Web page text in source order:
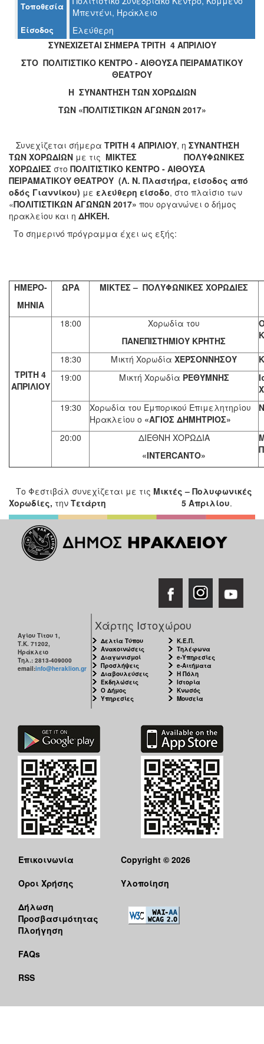
ΤΟΠΟΣ
ΜΑΣ
Τοποθεσία
Μπεντένι, Ηράκλειο
Είσοδος
Ελεύθερη
ΣΥΝΕΧΙΖΕΤΑΙ ΣΗΜΕΡΑ ΤΡΙΤΗ 4 ΑΠΡΙΛΙΟΥ
ΣΤΟ ΠΟΛΙΤΙΣΤΙΚΟ ΚΕΝΤΡΟ - ΑΙΘΟΥΣΑ ΠΕΙΡΑΜΑΤΙΚΟΥ
ΘΕΑΤΡΟΥ
Η ΣΥΝΑΝΤΗΣΗ ΤΩΝ ΧΟΡΩΔΙΩΝ
ΤΩΝ «ΠΟΛΙΤΙΣΤΙΚΩΝ ΑΓΩΝΩΝ 2017»
Συνεχίζεται σήμερα ΤΡΙΤΗ 4 ΑΠΡΙΛΙΟΥ, η ΣΥΝΑΝΤΗΣΗ
ΤΩΝ ΧΟΡΩΔΙΩΝ με τις ΜΙΚΤΕΣ ΠΟΛΥΦΩΝΙΚΕΣ
ΧΟΡΩΔΙΕΣ στο ΠΟΛΙΤΙΣΤΙΚΟ ΚΕΝΤΡΟ - ΑΙΘΟΥΣΑ
ΠΕΙΡΑΜΑΤΙΚΟΥ ΘΕΑΤΡΟΥ (Λ. Ν. Πλαστήρα, είσοδος από
οδός Γιαννίκου) με ελεύθερη είσοδο, στο πλαίσιο των
«ΠΟΛΙΤΙΣΤΙΚΩΝ ΑΓΩΝΩΝ 2017» που οργανώνει ο δήμος
ηρακλείου και η ΔΗΚΕΗ.
Το σημερινό πρόγραμμα έχει ως εξής:
ΗΜΕΡΟ-
ΜΗΝΙΑ
ΩΡΑ ΜΙΚΤΕΣ – ΠΟΛΥΦΩΝΙΚΕΣ ΧΟΡΩΔΙΕΣ
ΤΡΙΤΗ 4
ΑΠΡΙΛΙΟΥ
18:00
Χορωδία του
ΠΑΝΕΠΙΣΤΗΜΙΟΥ ΚΡΗΤΗΣ
18:30 Μικτή Χορωδία ΧΕΡΣΟΝΝΗΣΟΥ
19:00
Μικτή Χορωδία ΡΕΘΥΜΝΗΣ
19:30
Χορωδία του Εμπορικού Επιμελητηρίου
Ηρακλείου ο «ΑΓΙΟΣ ΔΗΜΗΤΡΙΟΣ»
20:00
ΔΙΕΘΝΗ ΧΟΡΩΔΙΑ
«INTERCANTO»
Το Φεστιβάλ συνεχίζεται με τις Μικτές – Πολυφωνικές
Χορωδίες, την Τετάρτη 5 Απριλίου.
Αγίου Τίτου 1,
Τ.Κ. 71202,
Ηράκλειο
Τηλ.: 2813-409000
email:info@heraklion.gr
Χάρτης Ιστοχώρου
Δελτία Τύπου
Ανακοινώσεις
Διαγωνισμοί
Προσλήψεις
Διαβουλεύσεις
Εκδηλώσεις
Ο Δήμος
Υπηρεσίες
Κ.Ε.Π.
Τηλέφωνα
e-Υπηρεσίες
e-Αιτήματα
Η Πόλη
Ιστορία
Κνωσός
Μουσεία
Επικοινωνία
Όροι Χρήσης
Δήλωση
Προσβασιμότητας
Πλοήγηση
FAQs
RSS
Copyright © 2026
Υλοποίηση